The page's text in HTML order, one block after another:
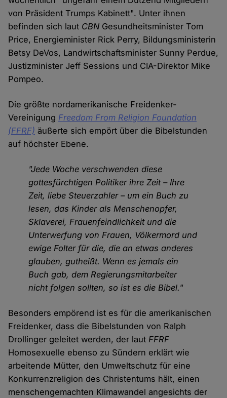
von Präsident Trumps Kabinett". Unter ihnen
befinden sich laut CBN Gesundheitsminister Tom
Price, Energieminister Rick Perry, Bildungsministerin
Betsy DeVos, Landwirtschaftsminister Sunny Perdue,
Justizminister Jeff Sessions und CIA-Direktor Mike
Pompeo.
Die größte nordamerikanische Freidenker-
Vereinigung Freedom From Religion Foundation
(FFRF) äußerte sich empört über die Bibelstunden
auf höchster Ebene.
"Jede Woche verschwenden diese
gottesfürchtigen Politiker ihre Zeit – Ihre
Zeit, liebe Steuerzahler – um ein Buch zu
lesen, das Kinder als Menschenopfer,
Sklaverei, Frauenfeindlichkeit und die
Unterwerfung von Frauen, Völkermord und
ewige Folter für die, die an etwas anderes
glauben, gutheißt. Wenn es jemals ein
Buch gab, dem Regierungsmitarbeiter
nicht folgen sollten, so ist es die Bibel."
Besonders empörend ist es für die amerikanischen
Freidenker, dass die Bibelstunden von Ralph
Drollinger geleitet werden, der lautFFRF
Homosexuelle ebenso zu Sündern erklärt wie
arbeitende Mütter, den Umweltschutz für eine
Konkurrenzreligion des Christentums hält, einen
menschengemachten Klimawandel angesichts der